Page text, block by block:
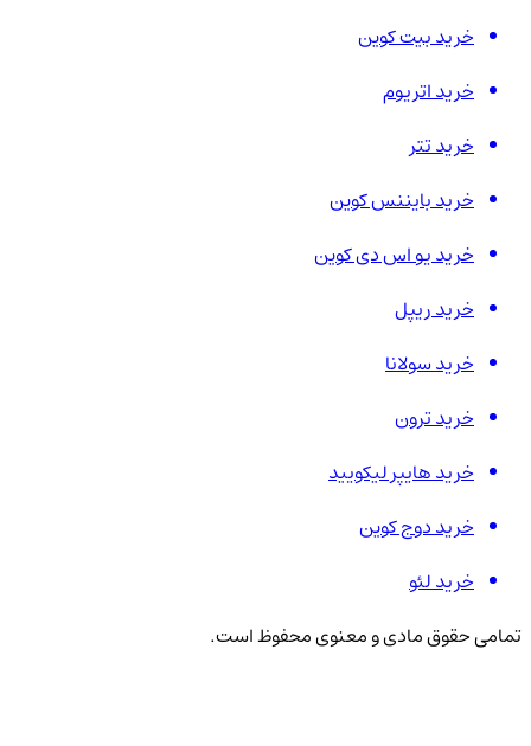
خرید بیت کوین
خرید اتریوم
خرید تتر
خرید بایننس کوین
خرید یو اس دی کوین
خرید ریپل
خرید سولانا
خرید ترون
خرید هایپر لیکویید
خرید دوج کوین
خرید لئو
تمامی حقوق مادی و معنوی محفوظ است.